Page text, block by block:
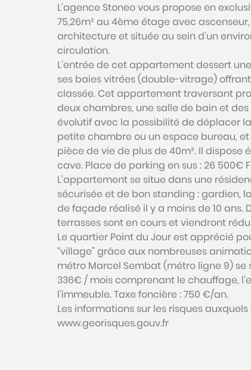
L'agence Stoneo vous propose en
75,26m² au 4ème étage avec
architecture et située au sein d’un
circulation.
L’entrée de cet appartement dessert
ses baies vitrées (double-vitrage)
classée. Cet appartement traversant
deux chambres, une salle de bain et
évolutif avec la possibilité de déplacer
petite chambre ou un espace bureau,
pièce de vie de plus de 40m². Il
cave. Place de parking en sus : 26 500€
L’appartement se situe dans une
sécurisée et de bon standing : gardien,
de façade réalisé il y a moins de 10
terrasses sont en cours et viendront
Le quartier Point du Jour est apprécié
“village” grâce aux nombreuses
métro Marcel Sembat (métro ligne 9)
336€ / mois comprenant le chauffage,
l’immeuble. Taxe foncière : 750 €/an.
Les informations sur les risques
www.georisques.gouv.fr